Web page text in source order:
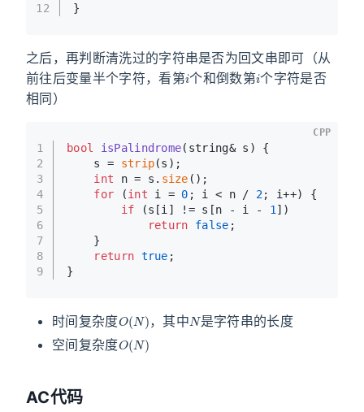
12
}
之后，再判断清洗过的字符串是否为回文串即可（从
前往后变量半个字符，看第
i
个和倒数第
i
个字符是否
相同）
1
2
3
4
5
6
7
8
9
bool isPalindrome(string& s)
{
    s =
strip(s);
int n = s. size ();
for (int i = 0 ; i < n / 2; i++) {
if (s[i] != s[n - i - 1 ])
return
false ;
    }
return true ;
}
CPP
时间复杂度 ，其中
是字符串的长度
空间复杂度
O (N )
AC代码